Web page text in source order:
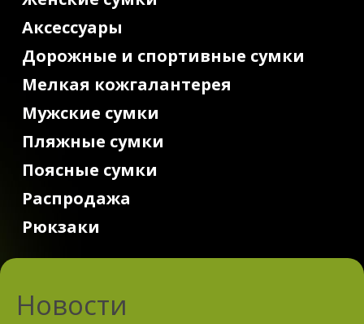
Аксессуары
Дорожные и спортивные сумки
Мелкая кожгалантерея
Мужские сумки
Пляжные сумки
Поясные сумки
Распродажа
Рюкзаки
Новости